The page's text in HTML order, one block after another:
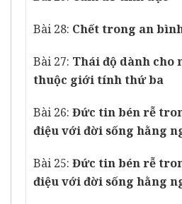
Bài 28: Chết trong an
Bài 27: Thái độ dành cho
thuộc giới tính thứ ba
Bài 26: Đức tin bén rễ
điệu với đời sống hằng
Bài 25: Đức tin bén rễ
điệu với đời sống hằng